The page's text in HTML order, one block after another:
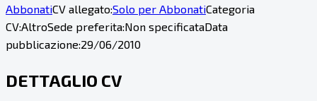
AbbonatiCV allegato:Solo per AbbonatiCategoria
CV:AltroSede preferita:Non specificataData
pubblicazione:29/06/2010
DETTAGLIO CV